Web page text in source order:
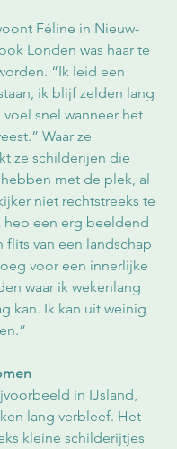
Féline in Nieuw-
Londen was haar te
“Ik leid een
ik blijf zelden lang
snel wanneer het
Waar ze
ze schilderijen die
met de plek, al
niet rechtstreeks te
heb een erg beeldend
flits van een landschap
voor een innerlijke
waar ik wekenlang
kan. Ik kan uit weinig
in IJsland,
lang verbleef. Het
kleine schilderijtjes